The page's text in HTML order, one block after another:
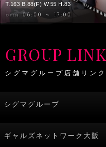
T.163 B.88(F) W.55 H.83
OPEN. 06:00 ～ 17:00
GROUP LINK
シグマグループ店舗リンク
シグマグループ
ギャルズネットワーク大阪